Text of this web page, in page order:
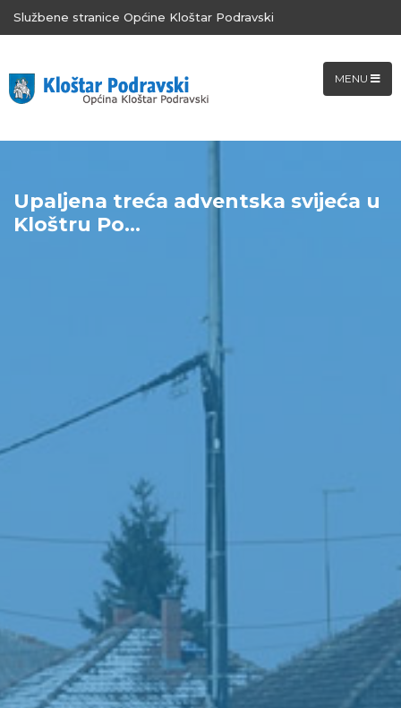
Službene stranice Općine Kloštar Podravski
MENU
Upaljena treća adventska svijeća u
Kloštru Po...